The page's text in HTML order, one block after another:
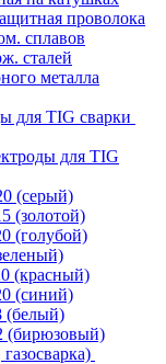
проволока
сплавов
сталей
металла
для TIG сварки
для TIG
(серый)
(красный)
(синий)